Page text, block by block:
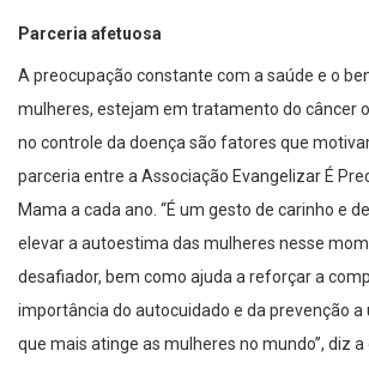
Parceria afetuosa
A preocupação constante com a saúde e o
mulheres, estejam em tratamento do câncer
no controle da doença são fatores que
parceria entre a Associação Evangelizar É
Mama a cada ano. “É um gesto de carinho e
elevar a autoestima das mulheres nesse
desafiador, bem como ajuda a reforçar a
importância do autocuidado e da prevenção a
que mais atinge as mulheres no mundo”, diz